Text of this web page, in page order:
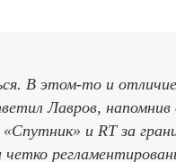
В этом-то и
Лавров,
и RT за
четко